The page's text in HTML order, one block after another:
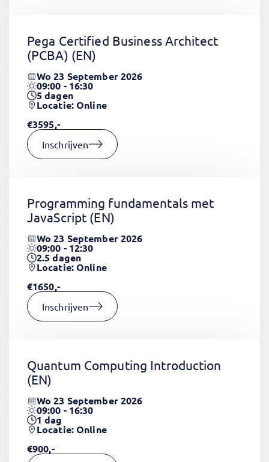
Pega Certified Business Architect
(PCBA) (EN)
Wo 23 September 2026
09:00 - 16:30
5dagen
Locatie: Online
€3595,-
Inschrijven
Programming fundamentals met
JavaScript (EN)
Wo 23 September 2026
09:00 - 12:30
2.5dagen
Locatie: Online
€1650,-
Inschrijven
Quantum Computing Introduction
(EN)
Wo 23 September 2026
09:00 - 16:30
1dag
Locatie: Online
€900,-